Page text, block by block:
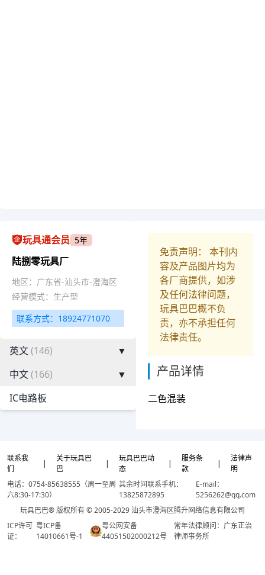
玩具通会员 5年
陆捌零玩具厂
地区：广东省-汕头市-澄海区
经营模式：生产型
联系方式：18924771070
英文(146)
▼
中文(166)
▼
IC电路板
免责声明： 本刊内
容及产品图片均为
各厂商提供，如涉
及任何法律问题，
玩具巴巴概不负
责，亦不承担任何
法律责任。
产品详情
二色混装
联系我
们
|
关于玩具巴
巴
|
玩具巴巴动
态
|
服务条
款
|
法律声
明
电话：0754-85638555（周一至周
六8:30-17:30）
其余时间联系手机：
13825872895
E-mail：
5256262@qq.com
玩具巴巴® 版权所有 © 2005-2029 汕头市澄海区腾升网络信息有限公司
ICP许可
证：
粤ICP备
14010661号-1
粤公网安备
44051502000212号
常年法律顾问：广东正治
律师事务所